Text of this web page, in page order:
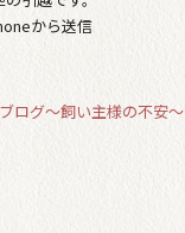
から送信
ログ～飼い主様の不安～